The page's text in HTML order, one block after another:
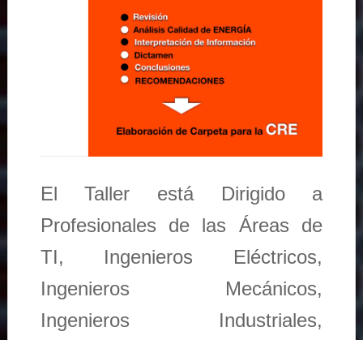
El Taller está Dirigido a
Profesionales de las Áreas de
TI, Ingenieros Eléctricos,
Ingenieros Mecánicos,
Ingenieros Industriales,